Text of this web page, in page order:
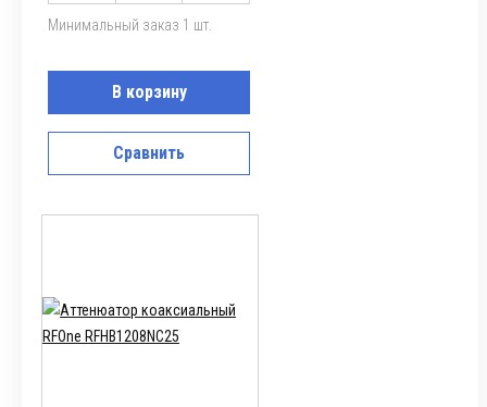
Минимальный заказ 1 шт.
В корзину
Сравнить